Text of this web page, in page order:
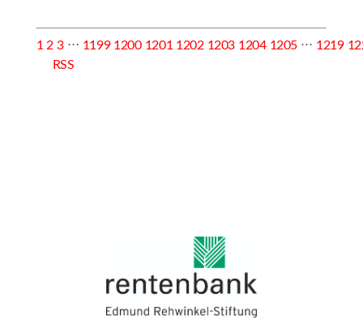
1 2 3⋅⋅⋅ 1199 1200 1201 1202 1203 1204 1205 ⋅⋅⋅ 1219
RSS